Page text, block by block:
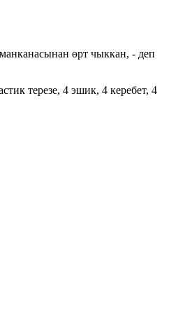
өрт чыккан, - деп
терезе, 4 эшик, 4 керебет, 4